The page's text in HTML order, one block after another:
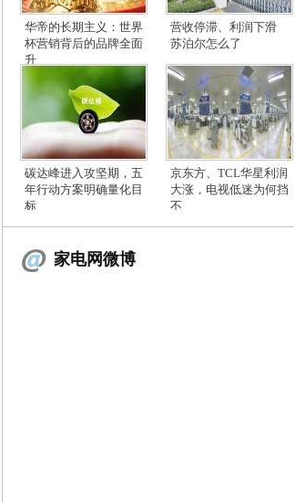
华帝的长期主义：世界
杯营销背后的品牌全面
升
营收停滞、利润下滑
苏泊尔怎么了
碳达峰进入攻坚期，五
年行动方案明确量化目
标
京东方、TCL华星利润
大涨，电视低迷为何挡
不
家电网微博